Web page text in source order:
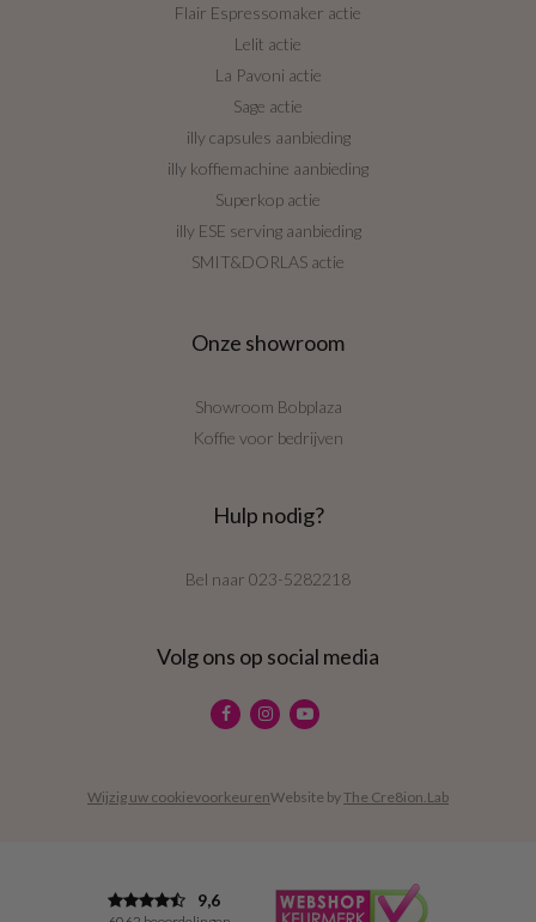
Flair Espressomaker actie
Lelit actie
La Pavoni actie
Sage actie
illy capsules aanbieding
illy koffiemachine aanbieding
Superkop actie
illy ESE serving aanbieding
SMIT&DORLAS actie
Onze showroom
Showroom Bobplaza
Koffie voor bedrijven
Hulp nodig?
Bel naar 023-5282218
Volg ons op social media
Wijzig uw cookievoorkeurenWebsite byThe Cre8ion.Lab
9,6